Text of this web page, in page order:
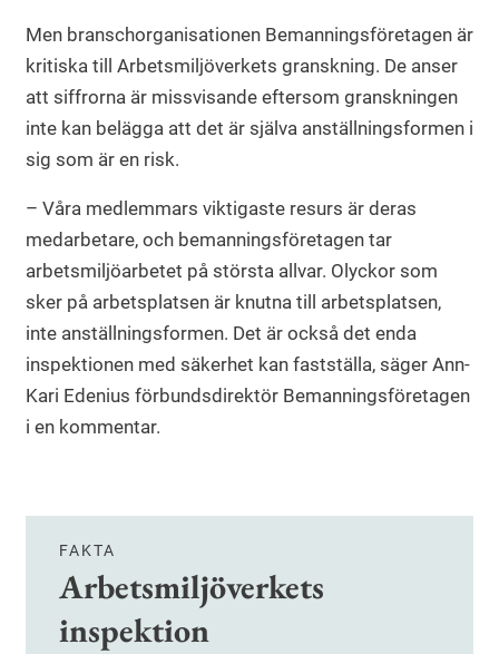
Men branschorganisationen Bemanningsföretagen är
kritiska till Arbetsmiljöverkets granskning. De anser
att siffrorna är missvisande eftersom granskningen
inte kan belägga att det är själva anställningsformen i
sig som är en risk.
– Våra medlemmars viktigaste resurs är deras
medarbetare, och bemanningsföretagen tar
arbetsmiljöarbetet på största allvar. Olyckor som
sker på arbetsplatsen är knutna till arbetsplatsen,
inte anställningsformen. Det är också det enda
inspektionen med säkerhet kan fastställa, säger Ann-
Kari Edenius förbundsdirektör Bemanningsföretagen
i en kommentar.
FAKTA
Arbetsmiljöverkets
inspektion